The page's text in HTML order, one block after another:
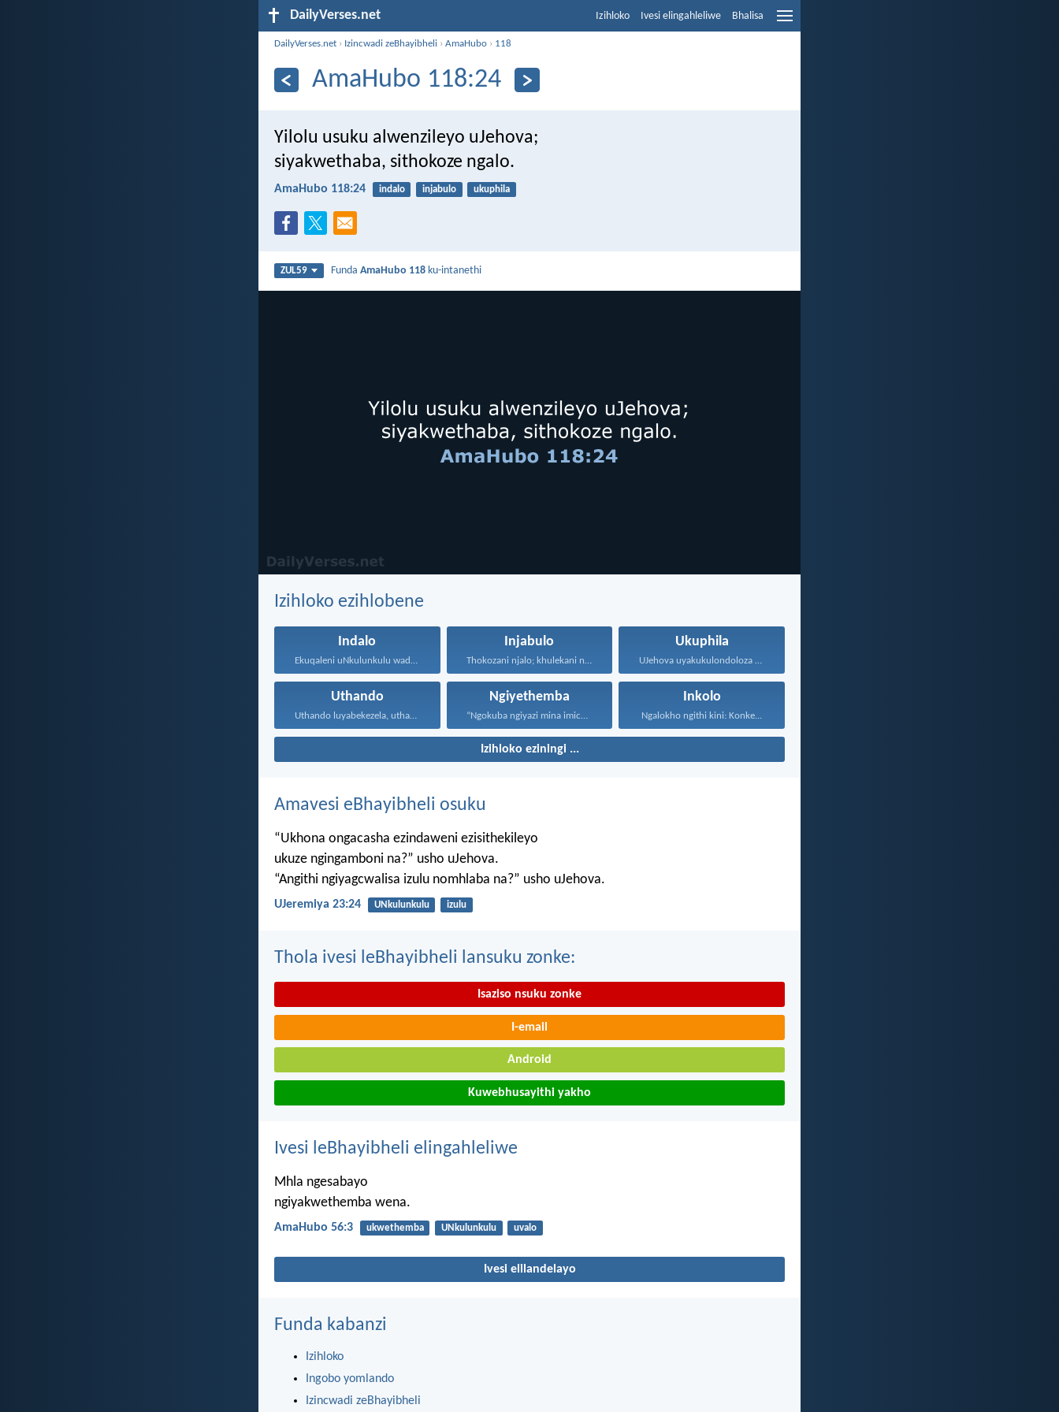
DailyVerses.net Izihloko Ivesi elingahleliwe Bhalisa
DailyVerses.net › Izincwadi zeBhayibheli ›AmaHubo › 118
AmaHubo 118:24
Yilolu usuku alwenzileyo uJehova;
siyakwethaba, sithokoze ngalo.
AmaHubo 118:24 indalo injabulo ukuphila
ZUL59 FundaAmaHubo 118 ku-intanethi
Izihloko ezihlobene
Indalo Injabulo Ukuphila
Uthando
Uthando luyabekezela, uthando lumnene...
Ngiyethemba Inkolo
Ngalokho ngithi kini: Konke...
Izihloko eziningi ...
Amavesi eBhayibheli osuku
“Ukhona ongacasha ezindaweni ezisithekileyo
ukuze ngingamboni na?” usho uJehova.
“Angithi ngiyagcwalisa izulu nomhlaba na?” usho uJehova.
UJeremiya 23:24 UNkulunkulu izulu
Thola ivesi leBhayibheli lansuku zonke:
Isaziso nsuku zonke
I-email
Android
Kuwebhusayithi yakho
Ivesi leBhayibheli elingahleliwe
Mhla ngesabayo
ngiyakwethemba wena.
AmaHubo 56:3 ukwethemba UNkulunkulu uvalo
Ivesi elilandelayo
Funda kabanzi
Izihloko
Ingobo yomlando
Izincwadi zeBhayibheli